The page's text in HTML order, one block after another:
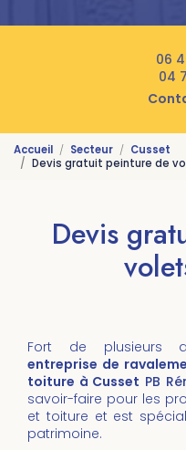
06
04
Accueil Secteur
Cusset
Devis gratuit peinture de
Devis
Fort de plusieurs
entreprise de
toiture à Cusset PB
savoir-faire pour les
et toiture et est
patrimoine.